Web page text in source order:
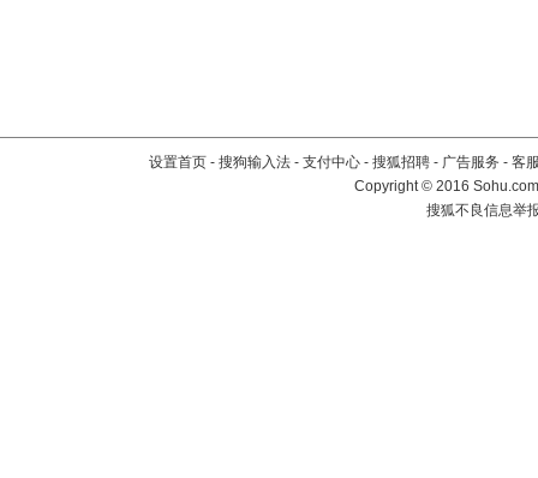
设置首页 - 搜狗输入法 - 支付中心 - 搜狐招聘 - 广告服务 - 客
Copyright©2016
搜狐不良信息举